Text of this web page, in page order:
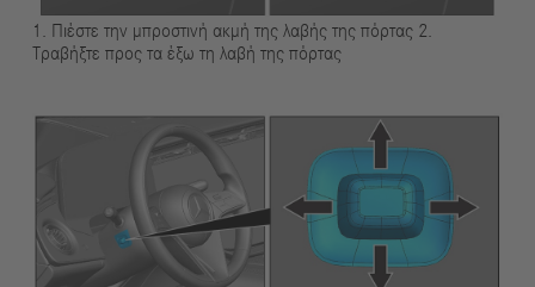
1. Πιέστε την μπροστινή ακμή της λαβής της πόρτας 2.
Τραβήξτε προς τα έξω τη λαβή της πόρτας